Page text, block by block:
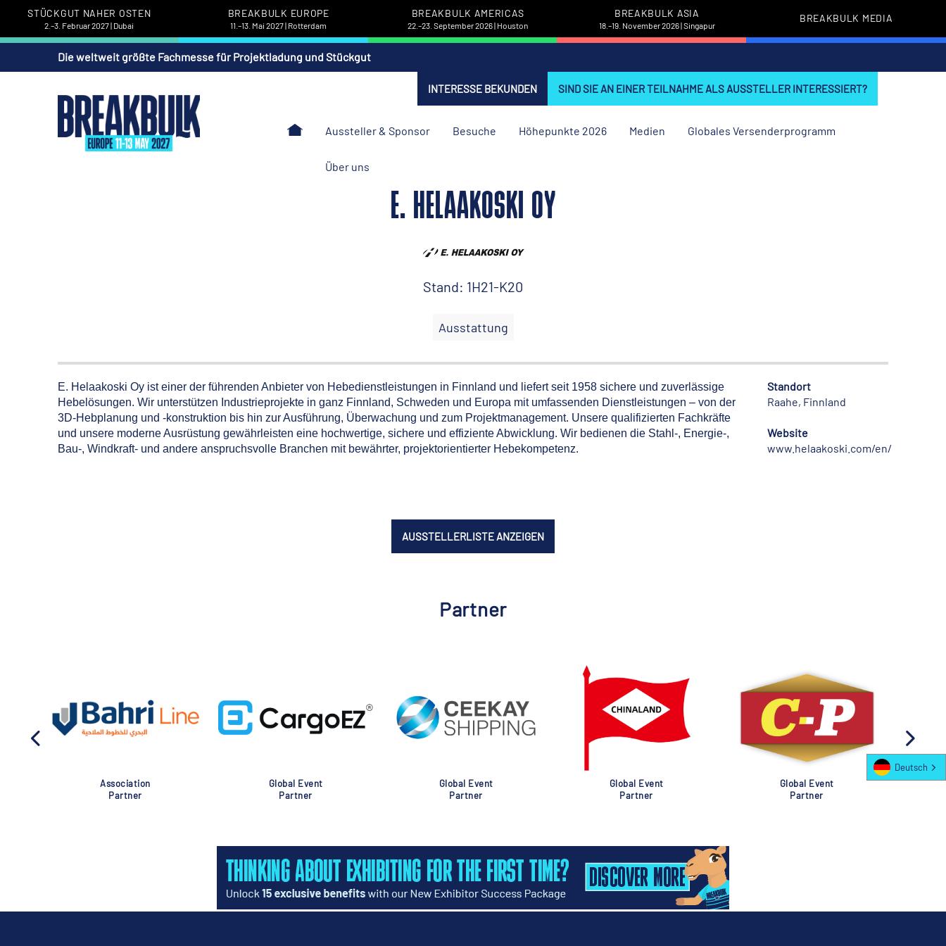
STÜCKGUT NAHER OSTEN
2.–3. Februar 2027 | Dubai
BREAKBULK EUROPE
11.–13. Mai 2027 | Rotterdam
BREAKBULK AMERICAS
22.–23. September 2026 | Houston
BREAKBULK ASIA
18.–19. November 2026 | Singapur
BREAKBULK MEDIA
Die weltweit größte Fachmesse für Projektladung und Stückgut
INTERESSE BEKUNDEN SIND SIE AN EINER TEILNAHME ALS AUSSTELLER INTERESSIERT?
Aussteller & Sponsor Besuche Höhepunkte 2026 Medien Globales Versenderprogramm
Über uns
E. HELAAKOSKI OY
Stand: 1H21-K20
Ausstattung
E. Helaakoski Oy ist einer der führenden Anbieter von Hebedienstleistungen in Finnland und liefert seit 1958 sichere und zuverlässige
Hebelösungen. Wir unterstützen Industrieprojekte in ganz Finnland, Schweden und Europa mit umfassenden Dienstleistungen – von der
3D-Hebplanung und -konstruktion bis hin zur Ausführung, Überwachung und zum Projektmanagement. Unsere qualifizierten Fachkräfte
und unsere moderne Ausrüstung gewährleisten eine hochwertige, sichere und effiziente Abwicklung. Wir bedienen die Stahl-, Energie-,
Bau-, Windkraft- und andere anspruchsvolle Branchen mit bewährter, projektorientierter Hebekompetenz.
Standort
Raahe, Finnland
Website
www.helaakoski.com/en/
AUSSTELLERLISTE ANZEIGEN
Partner
Association
Partner
Global Event
Partner
Global Event
Partner
Global Event
Partner
Global Event
Partner
Deutsch